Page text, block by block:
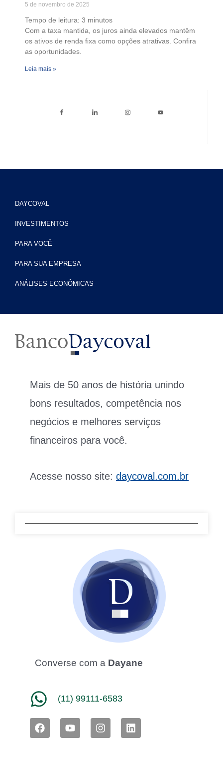
5 de novembro de 2025
Tempo de leitura: 3 minutos
Com a taxa mantida, os juros ainda elevados mantêm
os ativos de renda fixa como opções atrativas. Confira
as oportunidades.
Leia mais »
DAYCOVAL
INVESTIMENTOS
PARA VOCÊ
PARA SUA EMPRESA
ANÁLISES ECONÔMICAS
Mais de 50 anos de história unindo
bons resultados, competência nos
negócios e melhores serviços
financeiros para você.
Acesse nosso site: daycoval.com.br
Converse com a Dayane
(11) 99111-6583
F
a
Y
o
I
n
L
i